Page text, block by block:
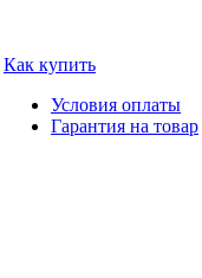
Как купить
Условия оплаты
Гарантия на товар